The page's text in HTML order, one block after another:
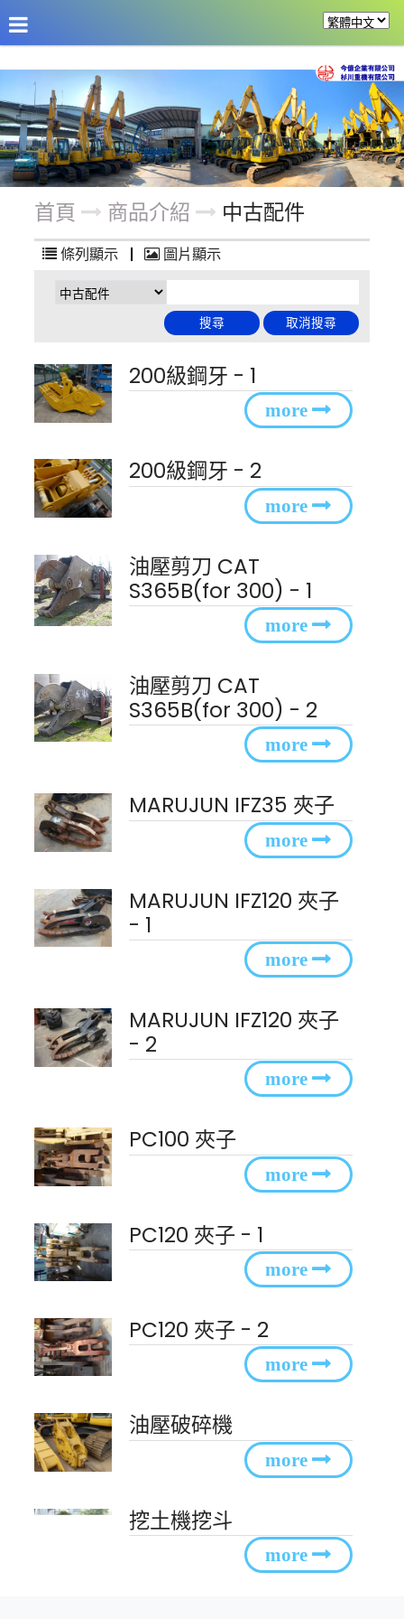
公司介紹 最新消息 改裝機具
首頁 商品介紹 中古配件
條列顯示 | 圖片顯示
200級鋼牙 - 1
200級鋼牙 - 2
油壓剪刀 CAT
S365B(for 300) - 1
油壓剪刀 CAT
S365B(for 300) - 2
MARUJUN IFZ35 夾子
MARUJUN IFZ120 夾子
- 1
MARUJUN IFZ120 夾子
- 2
PC100 夾子
PC120 夾子 - 1
PC120 夾子 - 2
油壓破碎機
挖土機挖斗